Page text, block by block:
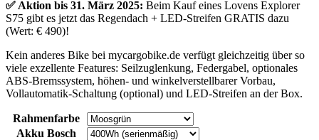
✅ Aktion bis 31. März 2025: Beim Kauf eines Lovens Explorer
S75 gibt es jetzt das Regendach + LED-Streifen GRATIS dazu
(Wert: € 490)!
Kein anderes Bike bei mycargobike.de verfügt gleichzeitig über so
viele exzellente Features: Seilzuglenkung, Federgabel, optionales
ABS-Bremssystem, höhen- und winkelverstellbarer Vorbau,
Vollautomatik-Schaltung (optional) und LED-Streifen an der Box.
Rahmenfarbe
Akku Bosch